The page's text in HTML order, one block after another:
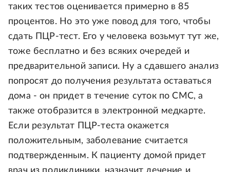
таких тестов оценивается примерно в 85
процентов. Но это уже повод для того, чтобы
сдать ПЦР-тест. Его у человека возьмут тут же,
тоже бесплатно и без всяких очередей и
предварительной записи. Ну а сдавшего анализ
попросят до получения результата оставаться
дома - он придет в течение суток по СМС, а
также отобразится в электронной медкарте.
Если результат ПЦР-теста окажется
положительным, заболевание считается
подтвержденным. К пациенту домой придет